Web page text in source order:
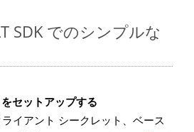
SDK でのシンプルな
セットアップする
イアント シークレット、ベース